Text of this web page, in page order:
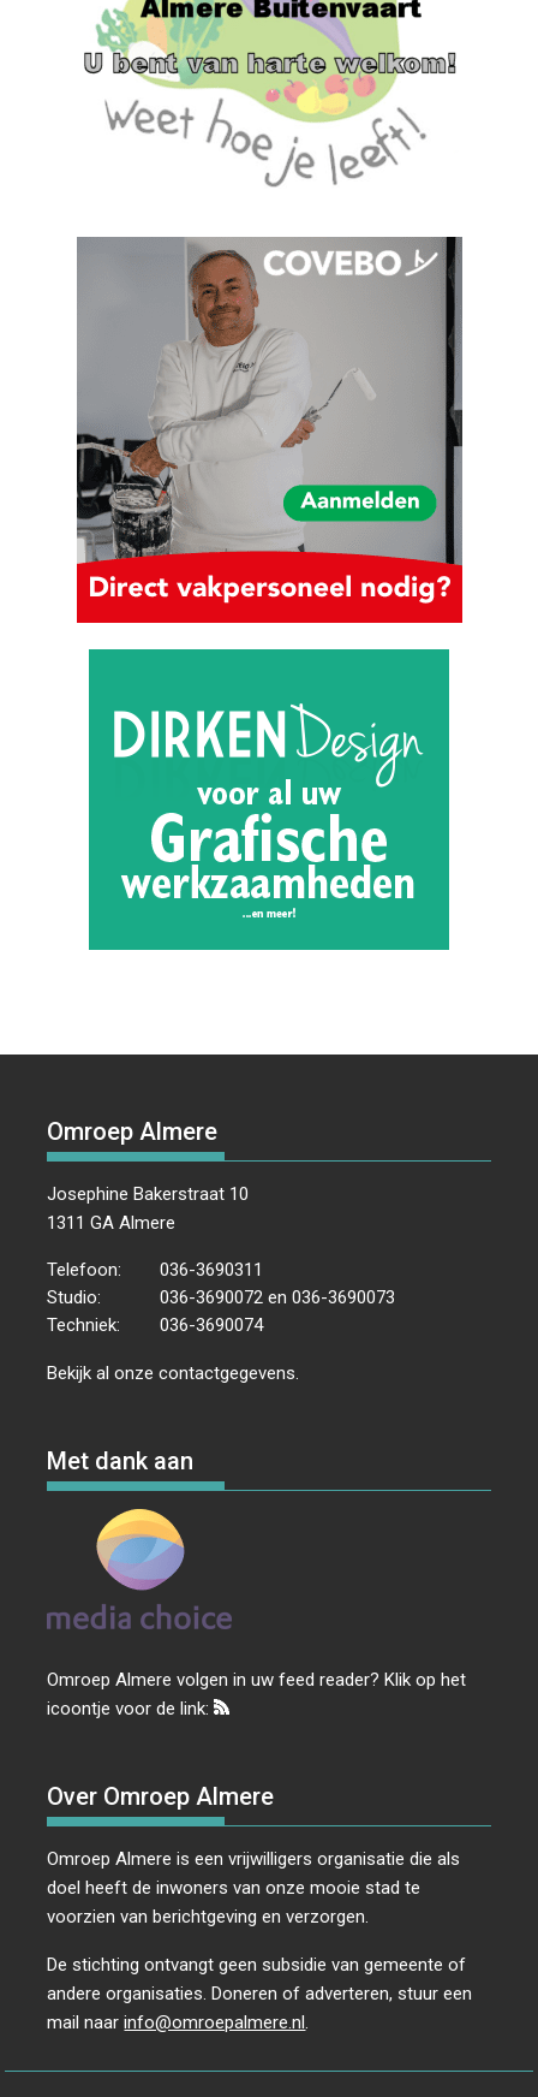
Omroep Almere
Josephine Bakerstraat 10
1311 GA Almere
Telefoon:
036-3690311
Studio:
036-3690072 en 036-3690073
Techniek:
036-3690074
Bekijk al onzecontactgegevens
Met dank aan
Omroep Almere volgen in uw feed reader? Klik op het
icoontje voor de link:
Over Omroep Almere
Omroep Almere is een vrijwilligers organisatie die als
doel heeft de inwoners van onze mooie stad te
voorzien van berichtgeving en verzorgen.
De stichting ontvangt geen subsidie van gemeente of
andere organisaties. Doneren of adverteren, stuur een
mail naarinfo@omroepalmere.nl.